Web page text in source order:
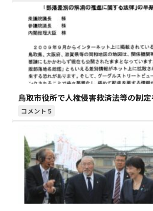
鳥取市役所で人権侵害救済法等の制
5